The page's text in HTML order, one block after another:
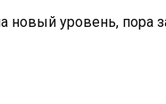
новый уровень,